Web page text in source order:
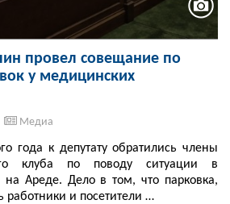
провел совещание по
у медицинских
Медиа
года к депутату обратились члены
клуба по поводу ситуации в
на Ареде. Дело в том, что парковка,
работники и посетители …